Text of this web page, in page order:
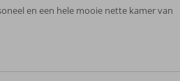
en een hele mooie nette kamer van